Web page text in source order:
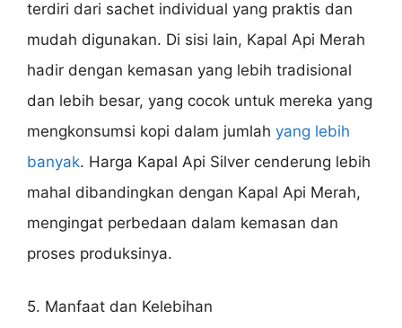
terdiri dari sachet individual yang praktis dan
mudah digunakan. Di sisi lain, Kapal Api Merah
hadir dengan kemasan yang lebih tradisional
dan lebih besar, yang cocok untuk mereka yang
mengkonsumsi kopi dalam jumlah yang lebih
banyak. Harga Kapal Api Silver cenderung lebih
mahal dibandingkan dengan Kapal Api Merah,
mengingat perbedaan dalam kemasan dan
proses produksinya.
5. Manfaat dan Kelebihan